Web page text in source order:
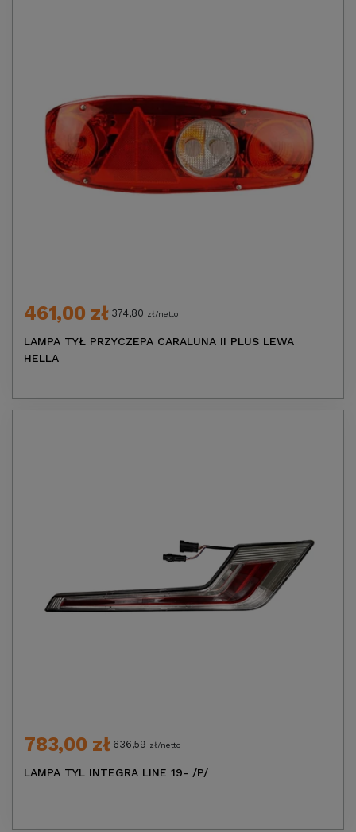
461,00 zł 374,80 zł/netto
LAMPA TYŁ PRZYCZEPA CARALUNA II PLUS LEWA
HELLA
783,00 zł 636,59 zł/netto
LAMPA TYL INTEGRA LINE 19- /P/